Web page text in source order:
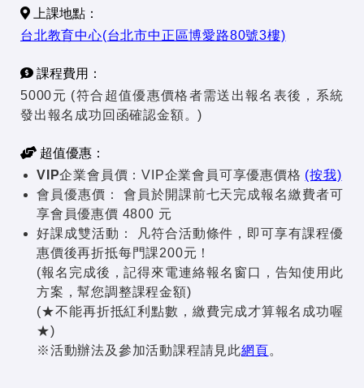
上課地點：
台北教育中心(台北市中正區博愛路80號3樓)
課程費用：
5000元 (符合超值優惠價格者需送出報名表後，系統
發出報名成功回函確認金額。)
超值優惠：
VIP企業會員價：VIP企業會員可享優惠價格 (按我)
會員優惠價：
會員於開課前七天完成報名繳費者可
享會員優惠價 4800 元
好課成雙活動：
凡符合活動條件，即可享有課程優
惠價後再折抵每門課200元！
(報名完成後，記得來電連絡報名窗口，告知使用此
方案，幫您調整課程金額)
(★不能再折抵紅利點數，繳費完成才算報名成功喔
★)
※活動辦法及參加活動課程請見此網頁。